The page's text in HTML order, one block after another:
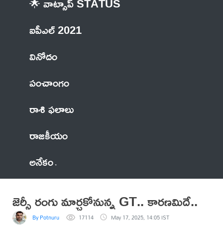
ఐపీఎల్ 2021
వినోదం
పంచాంగం
రాశి ఫలాలు
రాజకీయం
అనేకం
జెర్సీ రంగు మార్చకోనున్న GT.. కారణమిదే..
By Potnuru 17114 May 17, 2025, 14:05 IST